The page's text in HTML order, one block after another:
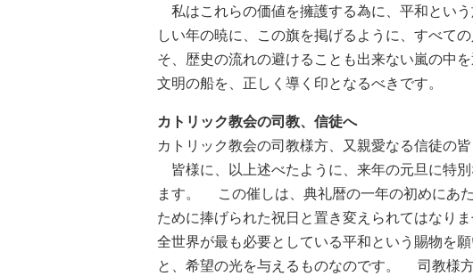
私はこれらの価値を擁護する為に、平和とい
しい年の暁に、この旗を掲げるように、すべて
そ、歴史の流れの避けることも出来ない嵐の中
文明の船を、正しく導く印となるべきです。
カトリック教会の司教、信徒へ
カトリック教会の司教様方、又親愛なる信徒の皆
皆様に、以上述べたように、来年の元旦に特
ます。 この催しは、典礼暦の一年の初めにあ
ために捧げられた祝日と置き変えられてはなり
全世界が最も必要としている平和という賜物を
と、希望の光を与えるものなのです。 司教様